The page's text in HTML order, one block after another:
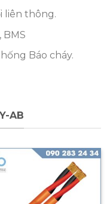
liên thông.
Báo cháy.
AB